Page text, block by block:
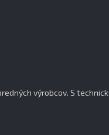
výrobcov. S